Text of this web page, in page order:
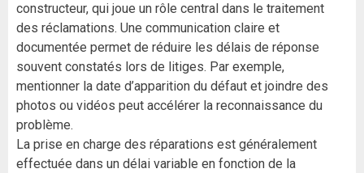
constructeur, qui joue un rôle central dans le traitement
des réclamations. Une communication claire et
documentée permet de réduire les délais de réponse
souvent constatés lors de litiges. Par exemple,
mentionner la date d’apparition du défaut et joindre des
photos ou vidéos peut accélérer la reconnaissance du
problème.
La prise en charge des réparations est généralement
effectuée dans un délai variable en fonction de la